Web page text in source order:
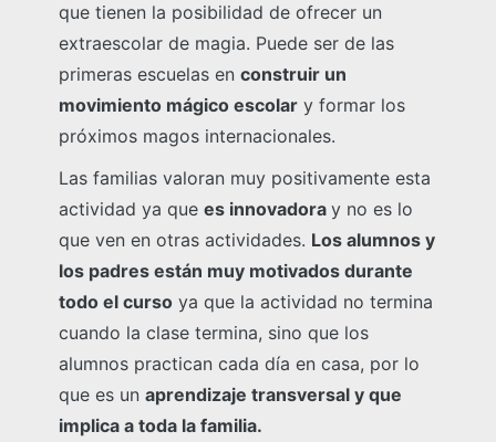
que tienen la posibilidad de ofrecer un
extraescolar de magia. Puede ser de las
primeras escuelas en construir un
movimiento mágico escolary formar los
próximos magos internacionales.
Las familias valoran muy positivamente esta
actividad ya que es innovadora y no es lo
que ven en otras actividades. Los alumnos y
los padres están muy motivados durante
todo el cursoya que la actividad no termina
cuando la clase termina, sino que los
alumnos practican cada día en casa, por lo
que es un aprendizaje transversal y que
implica a toda la familia.